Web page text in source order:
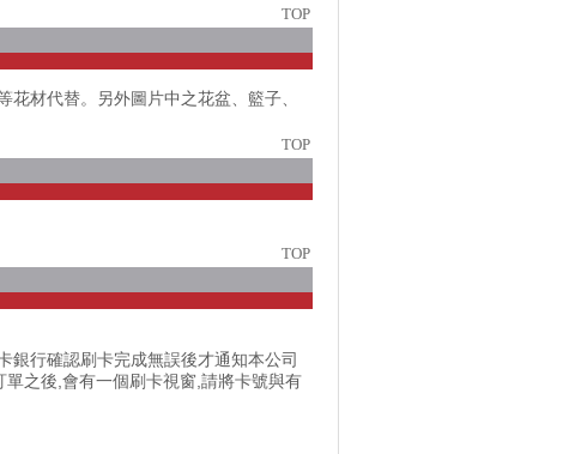
TOP
材代替。另外圖片中之花盆、籃子、
TOP
TOP
銀行確認刷卡完成無誤後才通知本公司
之後,會有一個刷卡視窗,請將卡號與有